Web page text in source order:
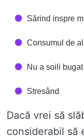
Sărind inspre
Consumul de
Nu a soili bugat
Stresând
Dacă vrei să
considerabil să